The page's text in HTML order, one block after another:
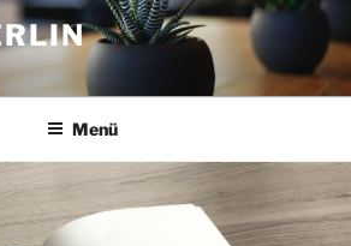
Menü